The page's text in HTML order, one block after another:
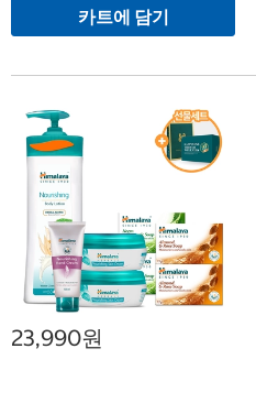
카트에 담기
23,990원